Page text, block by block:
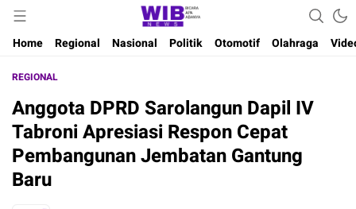
Wibnews
Waktu Indonesia Bicara
Home
Regional Nasional Politik Otomotif Olahraga
REGIONAL
Anggota DPRD Sarolangun Dapil IV
Tabroni Apresiasi Respon Cepat
Pembangunan Jembatan Gantung
Baru